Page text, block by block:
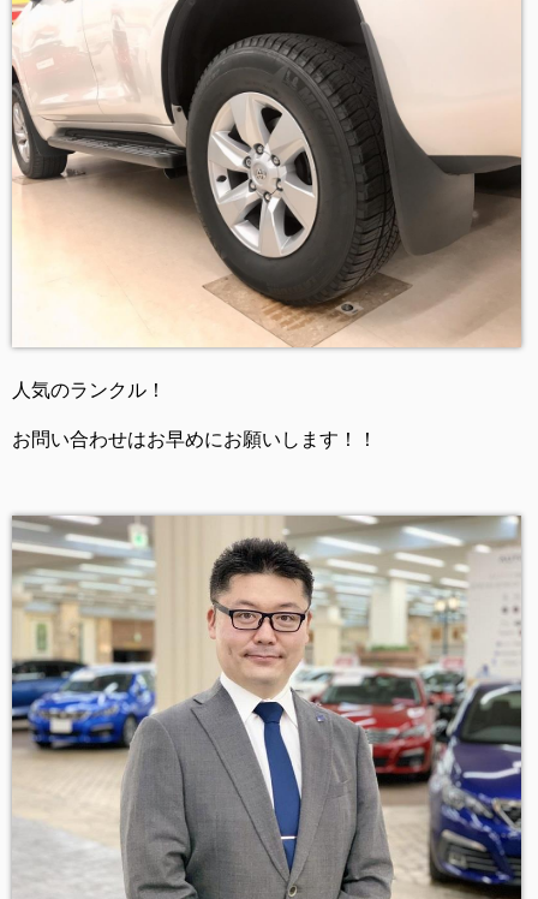
人気のランクル！
お問い合わせはお早めにお願いします！！